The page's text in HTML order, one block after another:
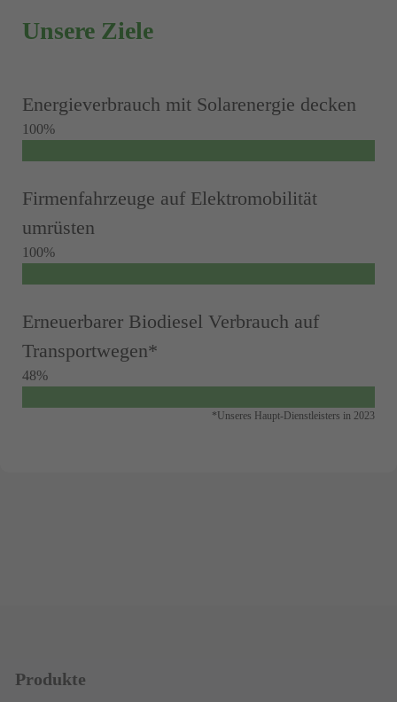
Unsere Ziele
Energieverbrauch mit Solarenergie decken
100%
Firmenfahrzeuge auf Elektromobilität
umrüsten
100%
Erneuerbarer Biodiesel Verbrauch auf
Transportwegen*
48%
*Unseres Haupt-Dienstleisters in 2023
Produkte